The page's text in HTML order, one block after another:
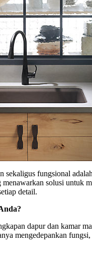
sekaligus fungsional
menawarkan solusi
detail.
dapur dan kamar
mengedepankan